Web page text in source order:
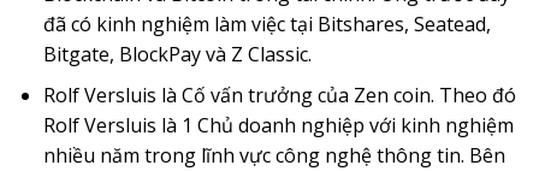
đã có kinh nghiệm làm việc tại Bitshares, Seatead,
Bitgate, BlockPay và Z Classic.
Rolf Versluis là Cố vấn trưởng của Zen coin. Theo đó
Rolf Versluis là 1 Chủ doanh nghiệp với kinh nghiệm
nhiều năm trong lĩnh vực công nghệ thông tin. Bên